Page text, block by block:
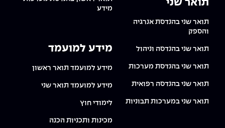
תואר שני
תואר שני בהנדסת אנרגיה
והספק
תואר שני בהנדסה וניהול
תואר שני בהנדסת מערכות
תואר שני בהנדסה רפואית
תואר שני במערכות תבוניות
מידע
מידע למועמד
מידע למועמד תואר ראשון
מידע למועמד תואר שני
לימודי חוץ
מכינות ותכניות הכנה